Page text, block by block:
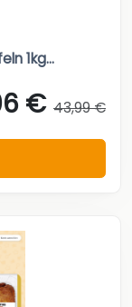
1kg...
€ 43,99 €